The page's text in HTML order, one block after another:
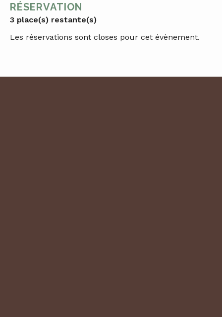
RÉSERVATION
3 place(s) restante(s)
Les réservations sont closes pour cet évènement.